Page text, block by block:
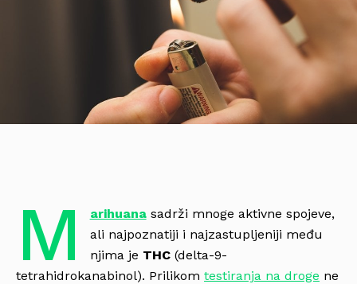
M arihuanasadrži mnoge aktivne spojeve,
ali najpoznatiji i najzastupljeniji među
njima je THC(delta-9-
tetrahidrokanabinol). Prilikom testiranja na droge ne